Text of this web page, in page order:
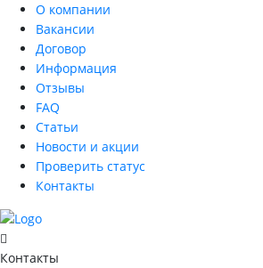
О компании
Вакансии
Договор
Информация
Отзывы
FAQ
Статьи
Новости и акции
Проверить статус
Контакты
Контакты